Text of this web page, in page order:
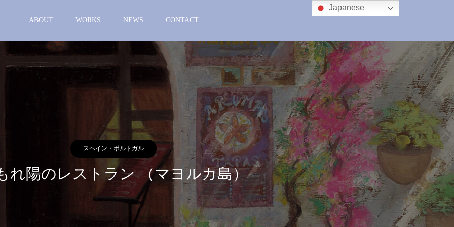
ABOUT WORKS NEWS CONTACT
スペイン・ポルトガル
れ陽のレストラン （マヨルカ島）
Japanese